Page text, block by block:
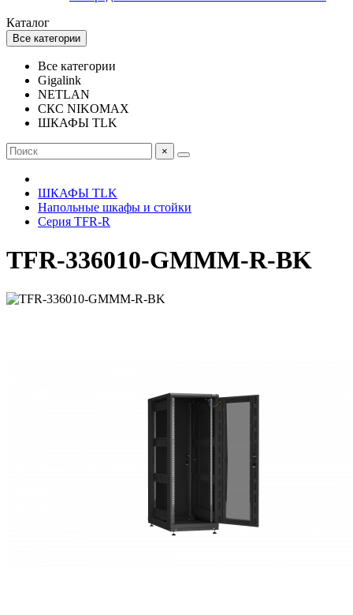
Каталог
Все категории
Все категории
Gigalink
NETLAN
СКС NIKOMAX
ШКАФЫ TLK
×
ШКАФЫ TLK
Напольные шкафы и стойки
Серия TFR-R
TFR-336010-GMMM-R-BK